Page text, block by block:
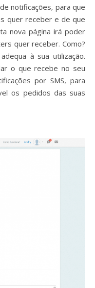
notificações, para que
quer receber e de que
nova página irá poder
quer receber. Como?
à sua utilização.
o que recebe no seu
por SMS, para
os pedidos das suas